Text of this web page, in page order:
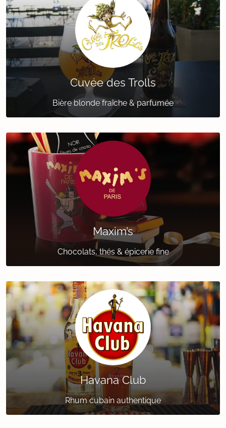
Cuvée des Trolls
Bière blonde fraîche & parfumée
Maxim’s
Chocolats, thés & épicerie fine
Havana Club
Rhum cubain authentique